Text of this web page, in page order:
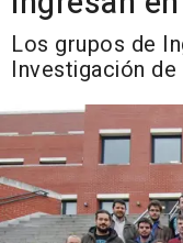
Los grupos de
Investigación